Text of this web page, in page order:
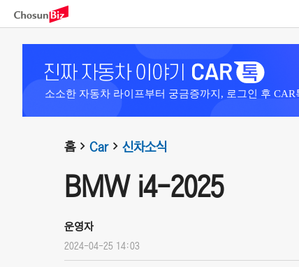
소소한 자동차 라이프부터 궁금증까지, 로그인 후
홈 Car 신차소식
BMW i4-2025
운영자
2024-04-25 14:03